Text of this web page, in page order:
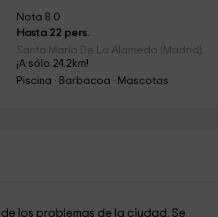
Nota 8.0
Hasta 22 pers.
Santa Maria De La Alameda (Madrid)
¡A sólo 24.2km!
Piscina · Barbacoa · Mascotas
los problemas de la ciudad. Se